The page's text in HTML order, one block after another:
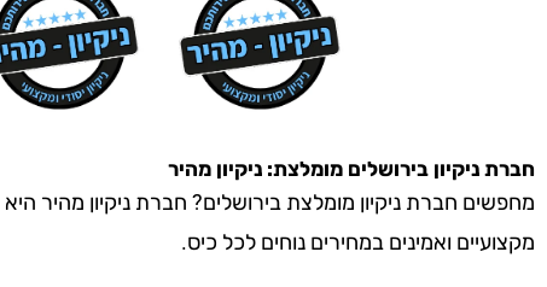
חברת ניקיון בירושלים מומלצת: ניקיון מהיר
מחפשים חברת ניקיון מומלצת בירושלים? חברת ניקיון מהיר היא
מקצועיים ואמינים במחירים נוחים לכל כיס.